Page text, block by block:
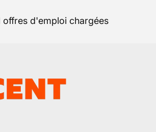
offres d'emploi chargées